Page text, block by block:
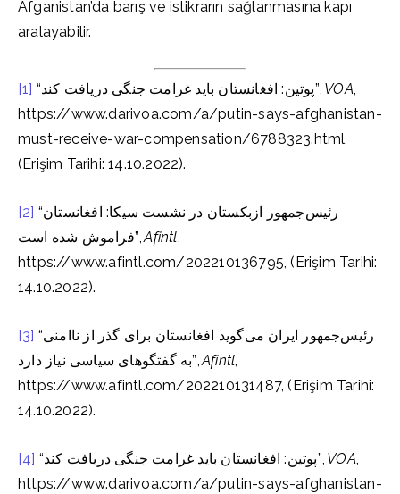
Afganistan’da barış ve istikrarın sağlanmasına kapı
aralayabilir.
[1] “پوتین: افغانستان باید غرامت جنگی دریافت کند”, VOA,
https://www.darivoa.com/a/putin-says-afghanistan-
must-receive-war-compensation/6788323.html,
(Erişim Tarihi: 14.10.2022).
[2] “رئیس‌جمهور ازبکستان در نشست سیکا: افغانستان
فراموش شده است”,Afintl,
https://www.afintl.com/202210136795, (Erişim Tarihi:
14.10.2022).
[3] “رئیس‌جمهور ایران می‌گوید افغانستان برای گذر از ناامنی
به گفتگوهای سیاسی نیاز دارد”,Afintl,
https://www.afintl.com/202210131487, (Erişim Tarihi:
14.10.2022).
[4] “پوتین: افغانستان باید غرامت جنگی دریافت کند”, VOA,
https://www.darivoa.com/a/putin-says-afghanistan-